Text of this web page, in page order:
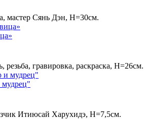
мастер Сянь Дэн, Н=30см.
гравировка, раскраска, Н=26см.
мудрец"
Итиюсай Харухидэ, Н=7,5см.